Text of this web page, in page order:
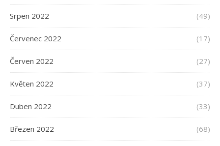
Srpen 2022 (49)
Červenec 2022 (17)
Červen 2022 (27)
Květen 2022 (37)
Duben 2022 (33)
Březen 2022 (68)